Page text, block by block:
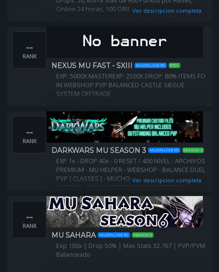
Online 24 horas, 100 ORIGINAL + CASTLE SIEGE:
Videojuego de aventura medieval en 3D tipo
Ver descripcion completa
--
RANK
NEXUS MU FAST - SXIII MUONLINE PC 97D+
EXP: 5000X MASTEREXP: 2500X DROP: 80% ITEMS FO
IN WEBSHOP PVP BALANCED CASTLE SIEGUE
SYSTEM OFFTRADE
--
RANK
DARKWARS MU SEASON 3 MUONLINE PC SEASON 3
EXP 1x - DROP 40x - 0 RESET / 400 NIVEL - ARCHIVOS
PREMIUM - MU HELPER - WEBSHOP - BALANCE DUEL
PVP [ CLASSES ] - MUCHOS BOSSES/EVENTOS
ACTIVOS - PVP HARDCORE MASIVO [ FIESTA ] -
MUCHOS COMANDOS EN EL JUEGO - ¡ÚNETE A
NOSOTROS!
Ver descripcion completa
--
RANK
MU SAHARA MUONLINE PC SEASON 6
Exp 100x | Drop 50% | Max Stats 32.767 | PVP/PVM
Balanceado